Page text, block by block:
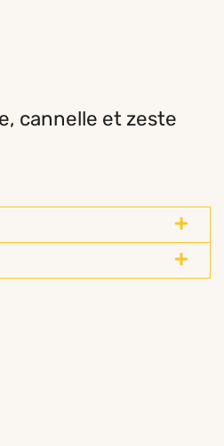
cannelle et zeste